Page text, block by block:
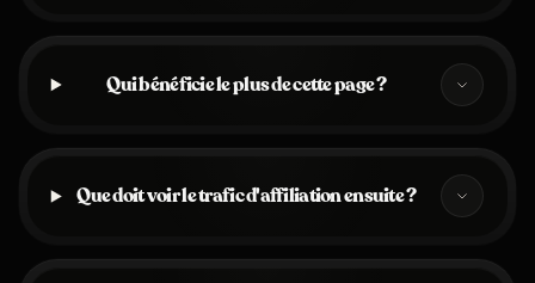
Qui bénéficie le plus de cette page ?
Que doit voir le trafic d'affiliation ensuite ?